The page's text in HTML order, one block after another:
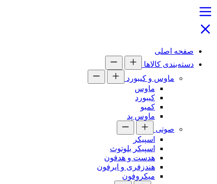
صفحه اصلی
دسته‌بندی کالاها
ماوس و کیبورد
ماوس
کیبورد
کمبو
ماوس پد
صوتی
اسپیکر
اسپیکر بلوتوث
هدست و هدفون
هندزفری و ایرفون
میکروفون